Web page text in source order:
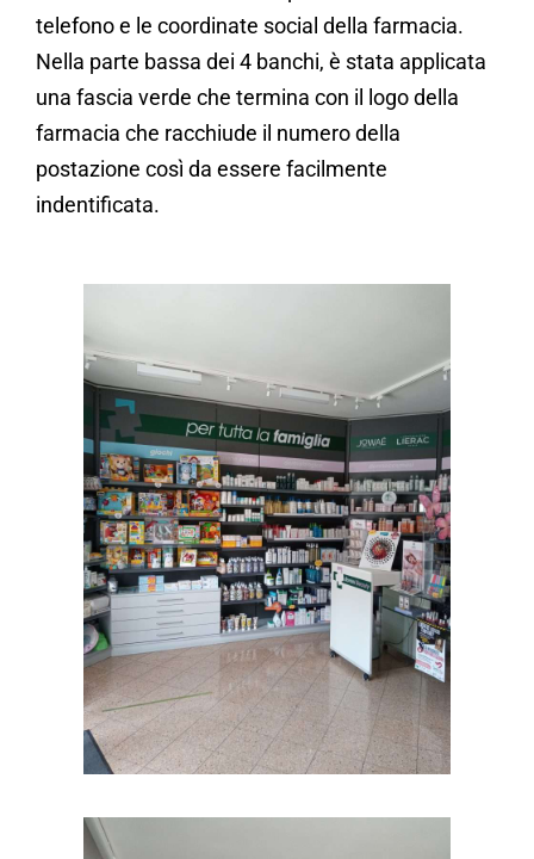
telefono e le coordinate social della farmacia.
Nella parte bassa dei 4 banchi, è stata applicata
una fascia verde che termina con il logo della
farmacia che racchiude il numero della
postazione così da essere facilmente
indentificata.